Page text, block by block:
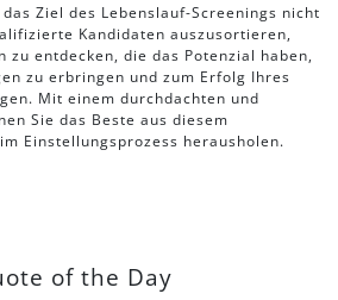
Ziel des Lebenslauf-Screenings nicht
Kandidaten auszusortieren,
zu entdecken, die das Potenzial haben,
zu erbringen und zum Erfolg Ihres
Mit einem durchdachten und
Sie das Beste aus diesem
Einstellungsprozess herausholen.
of the Day